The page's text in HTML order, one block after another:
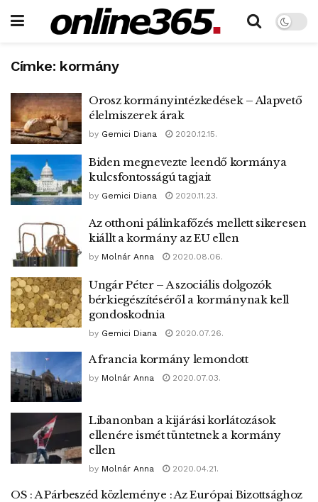
Címke: kormány
Orosz kormányintézkedések – Alapvető
élelmiszerek árak
by Gemici Diana 2020.12.15.
Biden megnevezte leendő kormánya
kulcsfontosságú tagjait
by Gemici Diana 2020.11.23.
Az otthoni pálinkafőzés mellett sikeresen
kiállt a kormány az EU ellen
by Molnár Anna 2020.08.06.
Ungár Péter – A szociális dolgozók
bérkiegészítéséről a kormánynak kell
gondoskodnia
by Gemici Diana 2020.07.26.
A francia kormány lemondott
by Molnár Anna 2020.07.03.
Libanonban a kijárási korlátozások
ellenére ismét tüntetnek a kormány
ellen
by Molnár Anna 2020.04.21.
OS : A Párbeszéd közleménye : Az Európai Bizottsághoz